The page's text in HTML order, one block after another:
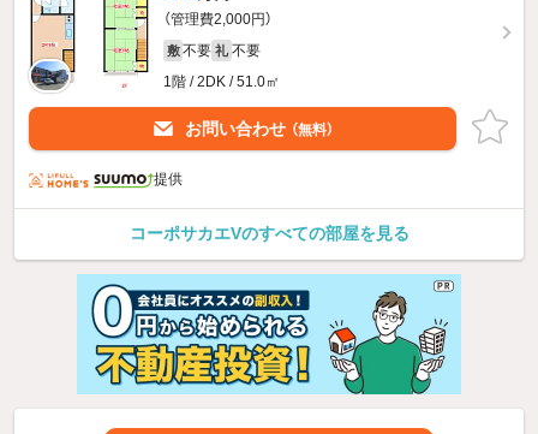
（管理費2,000円）
敷 不要 礼 不要
1階 / 2DK / 51.0㎡
お問い合わせ （無料）
提供
コーポサカエVのすべての部屋を見る